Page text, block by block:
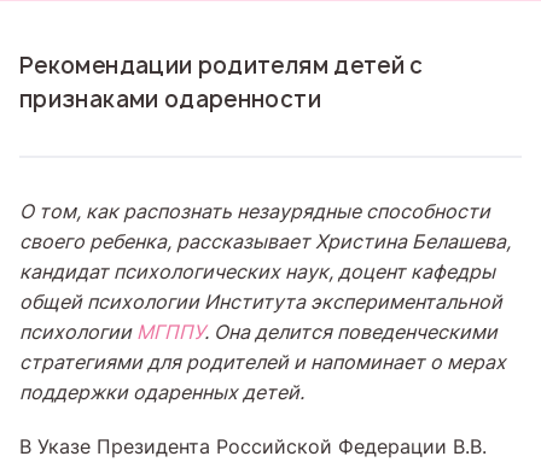
Рекомендации родителям детей с
признаками одаренности
О том, как распознать незаурядные способности
своего ребенка, рассказывает Христина Белашева,
кандидат психологических наук, доцент кафедры
общей психологии Института экспериментальной
психологииМГППУ. Она делится поведенческими
стратегиями для родителей и напоминает о мерах
поддержки одаренных детей.
В Указе Президента Российской Федерации В.В.